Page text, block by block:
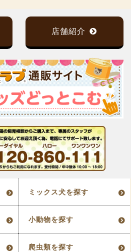
店舗紹介
ミックス犬を探す
小動物を探す
爬虫類を探す